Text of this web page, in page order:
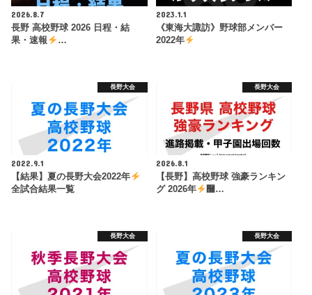
2026.8.7
長野 高校野球 2026 日程・結
果・速報
…
2023.1.1
《東海大諏訪》野球部メンバー
2022年
長野大会
2022.9.1
【結果】夏の長野大会2022年
全試合結果一覧
長野大会
2026.8.1
【長野】高校野球 強豪ランキン
グ 2026年
࿠…
長野大会 長野大会